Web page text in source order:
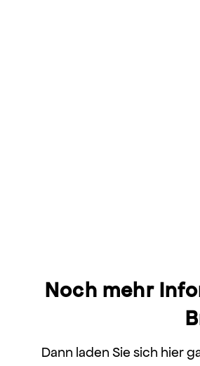
Noch mehr
Dann laden Sie sich hier